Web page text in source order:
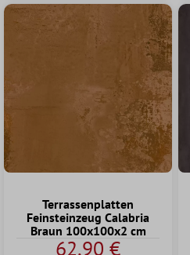
Terrassenplatten
Feinsteinzeug Calabria
Braun 100x100x2 cm
62,90 €